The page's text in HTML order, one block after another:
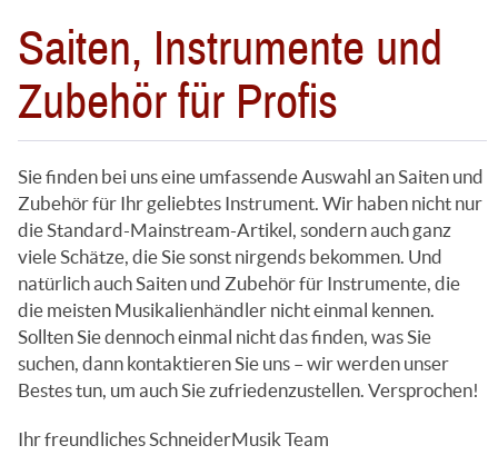
Saiten, Instrumente und
Zubehör für Profis
Sie finden bei uns eine umfassende Auswahl an Saiten und
Zubehör für Ihr geliebtes Instrument. Wir haben nicht nur
die Standard-Mainstream-Artikel, sondern auch ganz
viele Schätze, die Sie sonst nirgends bekommen. Und
natürlich auch Saiten und Zubehör für Instrumente, die
die meisten Musikalienhändler nicht einmal kennen.
Sollten Sie dennoch einmal nicht das finden, was Sie
suchen, dann kontaktieren Sie uns – wir werden unser
Bestes tun, um auch Sie zufriedenzustellen. Versprochen!
Ihr freundliches SchneiderMusik Team